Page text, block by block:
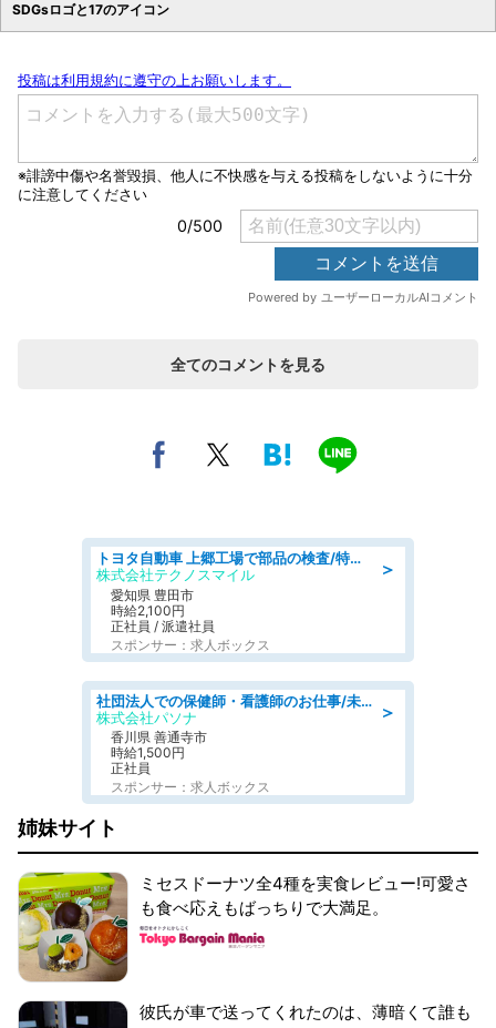
SDGsロゴと17のアイコン
全てのコメントを見る
＞
トヨタ自動車 上郷工場で部品の検査/特典168万/tutumi
株式会社テクノスマイル
愛知県 豊田市
時給2,100円
正社員 / 派遣社員
スポンサー：求人ボックス
＞
社団法人での保健師・看護師のお仕事/未経験OK/要資格:普通免許、保健師、正看護師
株式会社パソナ
香川県 善通寺市
時給1,500円
正社員
スポンサー：求人ボックス
姉妹サイト
ミセスドーナツ全4種を実食レビュー!可愛さ
も食べ応えもばっちりで大満足。
彼氏が車で送ってくれたのは、薄暗くて誰も